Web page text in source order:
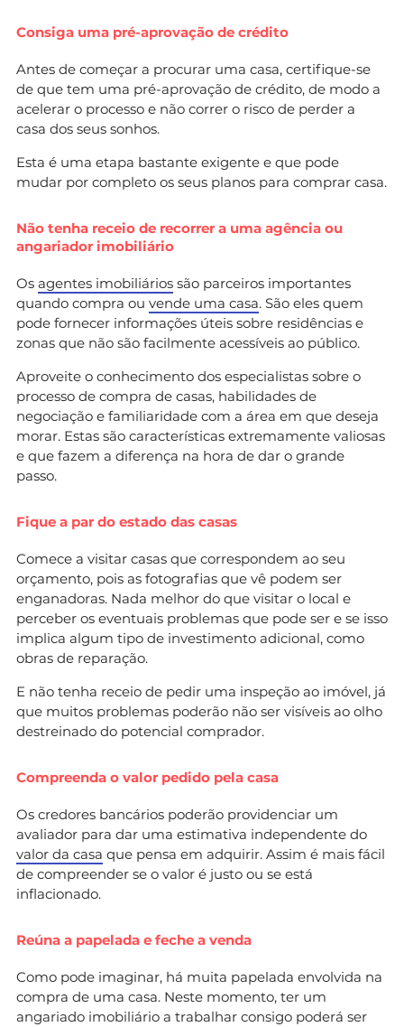
Consiga uma pré-aprovação de crédito
Antes de começar a procurar uma casa, certifique-se
de que tem uma pré-aprovação de crédito, de modo a
acelerar o processo e não correr o risco de perder a
casa dos seus sonhos.
Esta é uma etapa bastante exigente e que pode
mudar por completo os seus planos para comprar casa.
Não tenha receio de recorrer a uma agência ou
angariador imobiliário
Os agentes imobiliários são parceiros importantes
quando compra ou vende uma casa. São eles quem
pode fornecer informações úteis sobre residências e
zonas que não são facilmente acessíveis ao público.
Aproveite o conhecimento dos especialistas sobre o
processo de compra de casas, habilidades de
negociação e familiaridade com a área em que deseja
morar. Estas são características extremamente valiosas
e que fazem a diferença na hora de dar o grande
passo.
Fique a par do estado das casas
Comece a visitar casas que correspondem ao seu
orçamento, pois as fotografias que vê podem ser
enganadoras. Nada melhor do que visitar o local e
perceber os eventuais problemas que pode ser e se isso
implica algum tipo de investimento adicional, como
obras de reparação.
E não tenha receio de pedir uma inspeção ao imóvel, já
que muitos problemas poderão não ser visíveis ao olho
destreinado do potencial comprador.
Compreenda o valor pedido pela casa
Os credores bancários poderão providenciar um
avaliador para dar uma estimativa independente do
valor da casa que pensa em adquirir. Assim é mais fácil
de compreender se o valor é justo ou se está
inflacionado.
Reúna a papelada e feche a venda
Como pode imaginar, há muita papelada envolvida na
compra de uma casa. Neste momento, ter um
angariado imobiliário a trabalhar consigo poderá ser